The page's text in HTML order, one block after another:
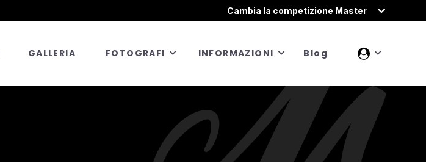
Cambia la competizione Master
GALLERIA FOTOGRAFI INFORMAZIONI Blog